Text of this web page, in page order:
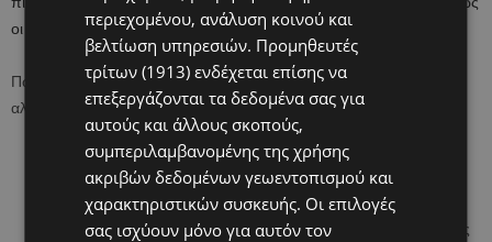
οι ίδιοι είχαν ασχοληθεί στο παρελθόν με αυτό το άθλημα.
Πώς θα πάρουμε την απόφαση λοιπόν τι ταιριάζει στο παιδί μας
αλλά θα αρέσει και στο ίδιο;
Καθήκον του γονιού είναι να παρέχει τα ερεθίσματα από
διάφορα αθλήματα στο παιδί
Το παιδί είναι πιο πιθανό να επιλέξει το άθλημα που του
δημιούργησε την αίσθηση χαράς και της ευτυχίας μετά το τέλος
περιεχομένου, ανάλυση κοινού και
βελτίωση υπηρεσιών. Προμηθευτές
τρίτων (1913) ενδέχεται επίσης να
επεξεργάζονται τα δεδομένα σας για
αυτούς και άλλους σκοπούς,
συμπεριλαμβανομένης της χρήσης
ακριβών δεδομένων γεωεντοπισμού και
χαρακτηριστικών συσκευής. Οι επιλογές
σας ισχύουν μόνο για αυτόν τον